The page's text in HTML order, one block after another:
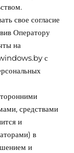
свое согласие
Оператору
на
с
средствами
и
в
и